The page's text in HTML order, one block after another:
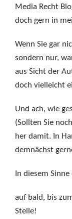
Media Recht
doch gern in
Wenn Sie gar
sondern nur,
aus Sicht der
doch vielleicht
Und ach, wie
(Sollten Sie
her damit. In
demnächst
In diesem
auf bald, bis
Stelle!